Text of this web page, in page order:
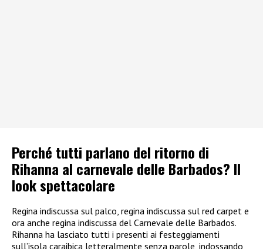
Perché tutti parlano del ritorno di
Rihanna al carnevale delle Barbados? Il
look spettacolare
Regina indiscussa sul palco, regina indiscussa sul red carpet e
ora anche regina indiscussa del Carnevale delle Barbados.
Rihanna ha lasciato tutti i presenti ai festeggiamenti
sull’isola caraibica letteralmente senza parole, indossando